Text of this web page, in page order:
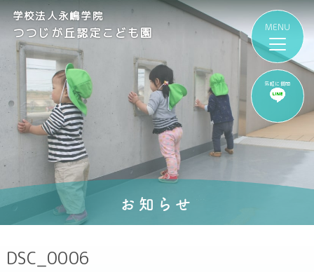
気軽に質問
学校法人永嶋学院
つつじが丘認定こども園
お知らせ
DSC_0006